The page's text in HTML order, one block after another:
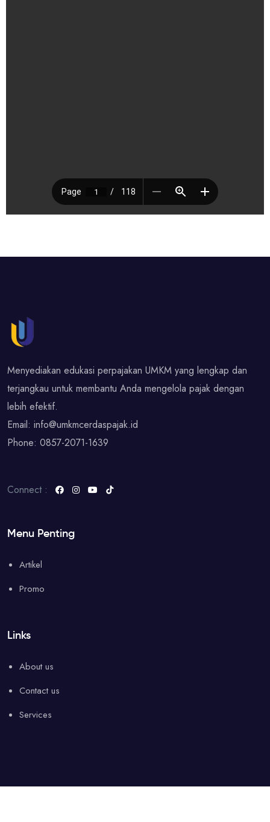
Menyediakan edukasi perpajakan UMKM yang lengkap dan
terjangkau untuk membantu Anda mengelola pajak dengan
lebih efektif.
Email: info@umkmcerdaspajak.id
Phone: 0857-2071-1639
Connect :
Menu Penting
Artikel
Promo
Links
About us
Contact us
Services